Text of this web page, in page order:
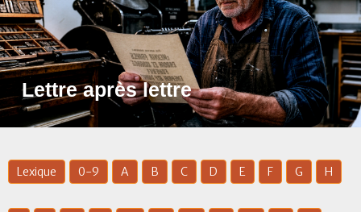
Lettre après lettre
Lexique 0-9 A B C D E F G H